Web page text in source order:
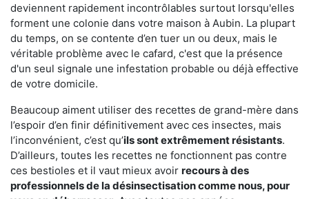
deviennent rapidement incontrôlables surtout lorsqu'elles
forment une colonie dans votre maison à Aubin. La plupart
du temps, on se contente d’en tuer un ou deux, mais le
véritable problème avec le cafard, c'est que la présence
d'un seul signale une infestation probable ou déjà effective
de votre domicile.
Beaucoup aiment utiliser des recettes de grand-mère dans
l’espoir d’en finir définitivement avec ces insectes, mais
l’inconvénient, c’est qu’ils sont extrêmement résistants.
D’ailleurs, toutes les recettes ne fonctionnent pas contre
ces bestioles et il vaut mieux avoir recours à des
professionnels de la désinsectisation comme nous, pour